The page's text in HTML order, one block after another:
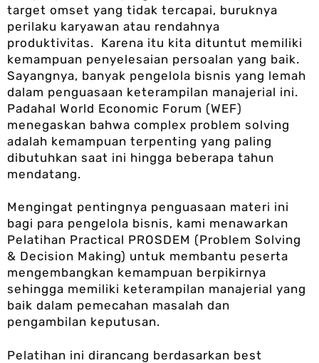
target omset yang tidak tercapai, buruknya
perilaku karyawan atau rendahnya
produktivitas. Karena itu kita dituntut memiliki
kemampuan penyelesaian persoalan yang baik.
Sayangnya, banyak pengelola bisnis yang lemah
dalam penguasaan keterampilan manajerial ini.
Padahal World Economic Forum (WEF)
menegaskan bahwa complex problem solving
adalah kemampuan terpenting yang paling
dibutuhkan saat ini hingga beberapa tahun
mendatang.
Mengingat pentingnya penguasaan materi ini
bagi para pengelola bisnis, kami menawarkan
Pelatihan Practical PROSDEM (Problem Solving
& Decision Making) untuk membantu peserta
mengembangkan kemampuan berpikirnya
sehingga memiliki keterampilan manajerial yang
baik dalam pemecahan masalah dan
pengambilan keputusan.
Pelatihan ini dirancang berdasarkan best